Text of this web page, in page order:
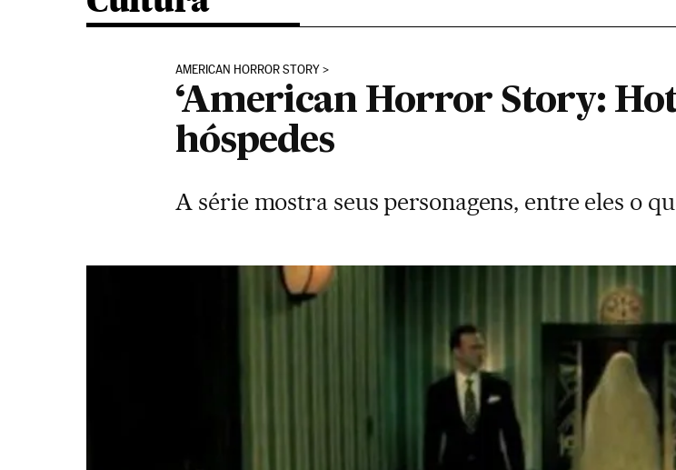
AMERICAN HORROR STORY
‘American Horror Story:
hóspedes
A série mostra seus personagens, entre eles o